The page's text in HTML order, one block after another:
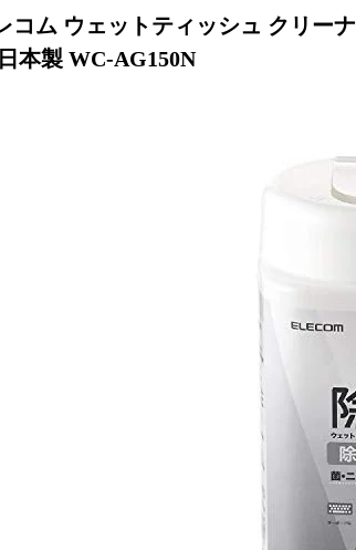
コム ウェットティッシュ クリー
本製 WC-AG150N